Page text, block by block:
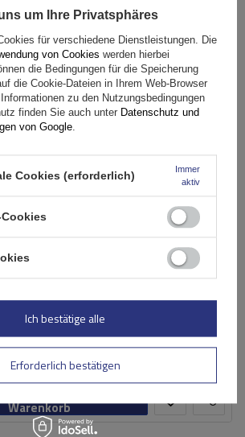
E-Bike – Heckklappen-Fahrradträger
22,5 kg
45 kg
Aluminiumkonstruktion
Wir versenden schon am
Warenkorb
um Ihre Privatsphäres
für verschiedene Dienstleistungen. Die
von Cookies werden hierbei
die Bedingungen für die Speicherung
die Cookie-Dateien in Ihrem Web-Browser
zu den Nutzungsbedingungen
finden Sie auch unter Datenschutz und
von Google.
Cookies (erforderlich)
Immer
aktiv
Erforderlich bestätigen
Ich bestätige alle